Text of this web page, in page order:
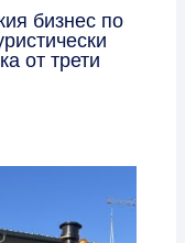
бизнес по
от трети